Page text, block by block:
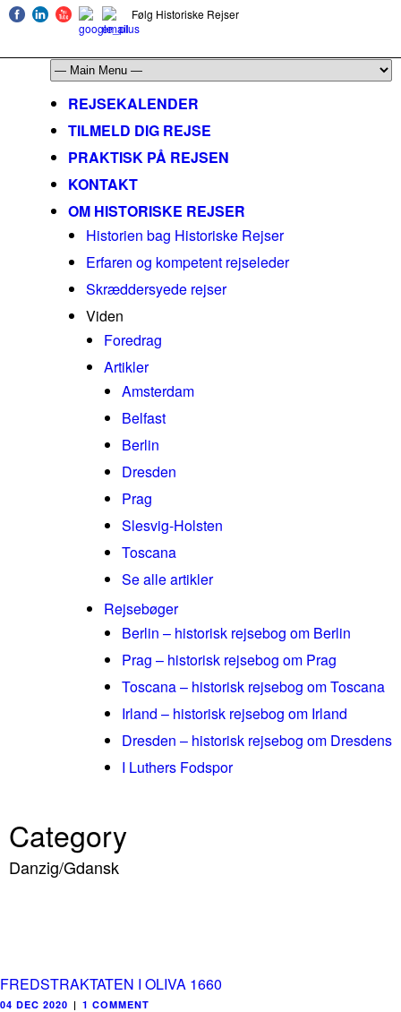
Følg Historiske Rejser
REJSEKALENDER
TILMELD DIG REJSE
PRAKTISK PÅ REJSEN
KONTAKT
OM HISTORISKE REJSER
Historien bag Historiske Rejser
Erfaren og kompetent rejseleder
Skræddersyede rejser
Viden
Foredrag
Artikler
Amsterdam
Belfast
Berlin
Dresden
Prag
Slesvig-Holsten
Toscana
Se alle artikler
Rejsebøger
Berlin – historisk rejsebog om Berlin
Prag – historisk rejsebog om Prag
Toscana – historisk rejsebog om Toscana
Irland – historisk rejsebog om Irland
Dresden – historisk rejsebog om Dresdens
I Luthers Fodspor
Category
Danzig/Gdansk
FREDSTRAKTATEN I OLIVA 1660
04 DEC 2020 | 1 COMMENT